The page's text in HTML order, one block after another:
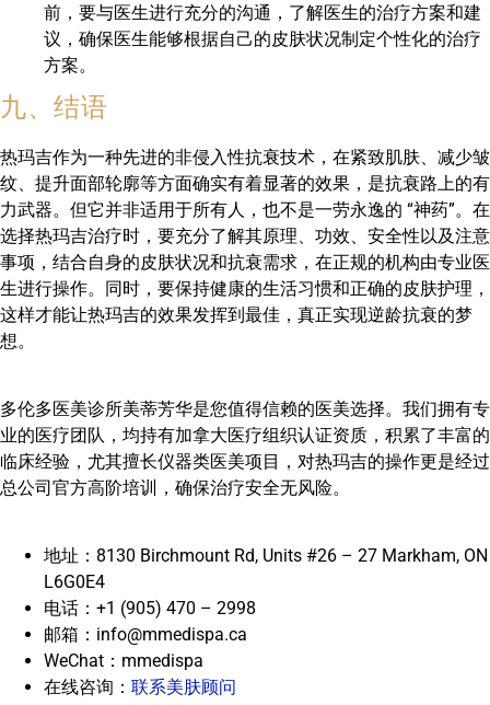
前，要与医生进行充分的沟通，了解医生的治疗方案和建
议，确保医生能够根据自己的皮肤状况制定个性化的治疗
方案。
九、结语
热玛吉作为一种先进的非侵入性抗衰技术，在紧致肌肤、减少皱
纹、提升面部轮廓等方面确实有着显著的效果，是抗衰路上的有
力武器。但它并非适用于所有人，也不是一劳永逸的 “神药”。在
选择热玛吉治疗时，要充分了解其原理、功效、安全性以及注意
事项，结合自身的皮肤状况和抗衰需求，在正规的机构由专业医
生进行操作。同时，要保持健康的生活习惯和正确的皮肤护理，
这样才能让热玛吉的效果发挥到最佳，真正实现逆龄抗衰的梦
想。
多伦多医美诊所美蒂芳华是您值得信赖的医美选择。我们拥有专
业的医疗团队，均持有加拿大医疗组织认证资质，积累了丰富的
临床经验，尤其擅长仪器类医美项目，对热玛吉的操作更是经过
总公司官方高阶培训，确保治疗安全无风险。
地址：8130 Birchmount Rd, Units #26 – 27 Markham, ON
L6G0E4
电话：+1 (905) 470 – 2998
邮箱：info@mmedispa.ca
WeChat：mmedispa
在线咨询： 联系美肤顾问